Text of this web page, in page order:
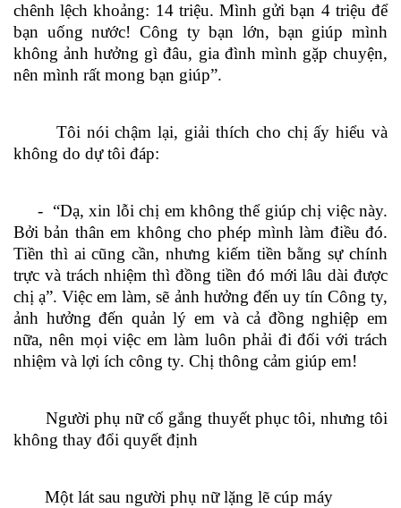
chênh lệch khoảng: 14 triệu. Mình gửi bạn 4 triệu để
bạn uống nước! Công ty bạn lớn, bạn giúp mình
không ảnh hưởng gì đâu, gia đình mình gặp chuyện,
nên mình rất mong bạn giúp”.
Tôi nói chậm lại, giải thích cho chị ấy hiểu và
không do dự tôi đáp:
- “Dạ, xin lỗi chị em không thể giúp chị việc này.
Bởi bản thân em không cho phép mình làm điều đó.
Tiền thì ai cũng cần, nhưng kiếm tiền bằng sự chính
trực và trách nhiệm thì đồng tiền đó mới lâu dài được
chị ạ”. Việc em làm, sẽ ảnh hưởng đến uy tín Công ty,
ảnh hưởng đến quản lý em và cả đồng nghiệp em
nữa, nên mọi việc em làm luôn phải đi đối với trách
nhiệm và lợi ích công ty. Chị thông cảm giúp em!
Người phụ nữ cố gắng thuyết phục tôi, nhưng tôi
không thay đổi quyết định
Một lát sau người phụ nữ lặng lẽ cúp máy